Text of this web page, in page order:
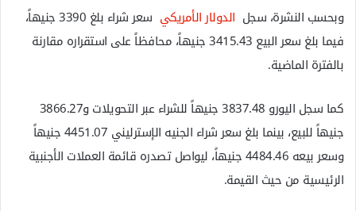
وبحسب النشرة، سجل الدولار الأمريكي
سعر شراء بلغ 3390 جنيهاً،
فيما بلغ سعر البيع 3415.43 جنيهاً، محافظاً على استقراره مقارنة
بالفترة الماضية.
كما سجل اليورو 3837.48 جنيهاً للشراء عبر التحويلات و3866.27
جنيهاً للبيع، بينما بلغ سعر شراء الجنيه الإسترليني 4451.07 جنيهاً
وسعر بيعه 4484.46 جنيهاً، ليواصل تصدره قائمة العملات الأجنبية
الرئيسية من حيث القيمة.